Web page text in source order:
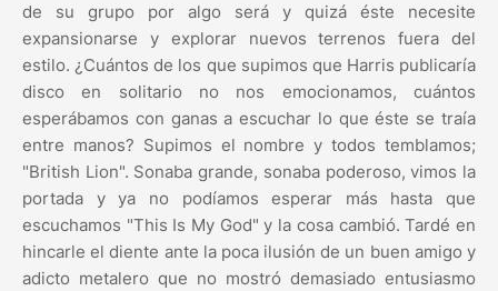
de su grupo por algo será y quizá éste necesite
expansionarse y explorar nuevos terrenos fuera del
estilo. ¿Cuántos de los que supimos que Harris publicaría
disco en solitario no nos emocionamos, cuántos
esperábamos con ganas a escuchar lo que éste se traía
entre manos? Supimos el nombre y todos temblamos;
"British Lion". Sonaba grande, sonaba poderoso, vimos la
portada y ya no podíamos esperar más hasta que
escuchamos "This Is My God" y la cosa cambió. Tardé en
hincarle el diente ante la poca ilusión de un buen amigo y
adicto metalero que no mostró demasiado entusiasmo